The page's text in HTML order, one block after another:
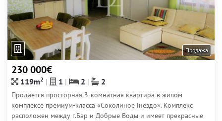
Продажа
230 000€
119m2 1 2 2
Продается просторная 3-комнатная квартира в жилом
комплексе премиум-класса «Соколиное Гнездо». Комплекс
расположен между г.Бар и Добрые Воды и имеет прекрасные